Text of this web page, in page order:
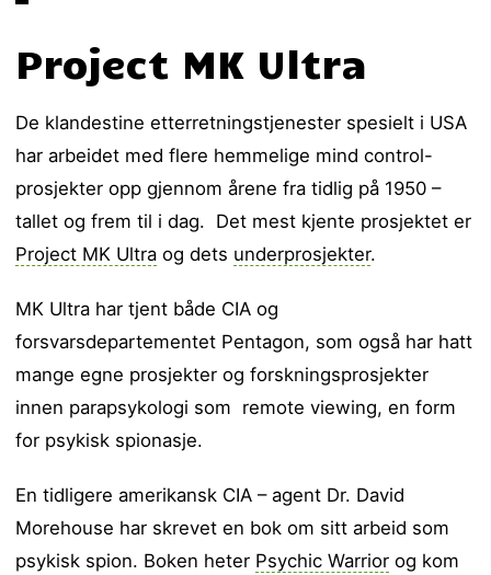
Project MK Ultra
De klandestine etterretningstjenester spesielt i USA
har arbeidet med flere hemmelige mind control-
prosjekter opp gjennom årene fra tidlig på 1950 –
tallet og frem til i dag. Det mest kjente prosjektet er
Project MK Ultra og dets underprosjekter.
MK Ultra har tjent både CIA og
forsvarsdepartementet Pentagon, som også har hatt
mange egne prosjekter og forskningsprosjekter
innen parapsykologi som remote viewing, en form
for psykisk spionasje.
En tidligere amerikansk CIA – agent Dr. David
Morehouse har skrevet en bok om sitt arbeid som
psykisk spion. Boken heter Psychic Warrior og kom